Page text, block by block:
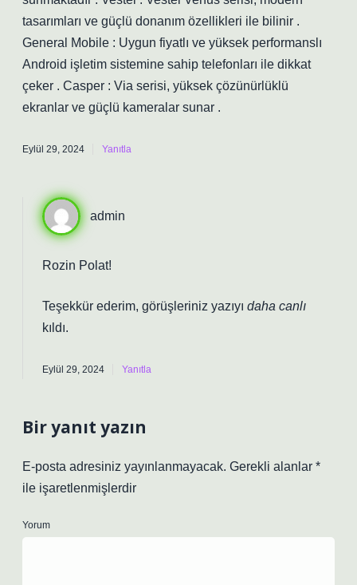
tasarımları ve güçlü donanım özellikleri ile bilinir .
General Mobile : Uygun fiyatlı ve yüksek performanslı
Android işletim sistemine sahip telefonları ile dikkat
çeker . Casper : Via serisi, yüksek çözünürlüklü
ekranlar ve güçlü kameralar sunar .
Eylül 29, 2024 Yanıtla
admin
Rozin Polat!
Teşekkür ederim, görüşleriniz yazıyı daha canlı
kıldı.
Eylül 29, 2024 Yanıtla
Bir yanıt yazın
E-posta adresiniz yayınlanmayacak. Gerekli alanlar *
ile işaretlenmişlerdir
Yorum